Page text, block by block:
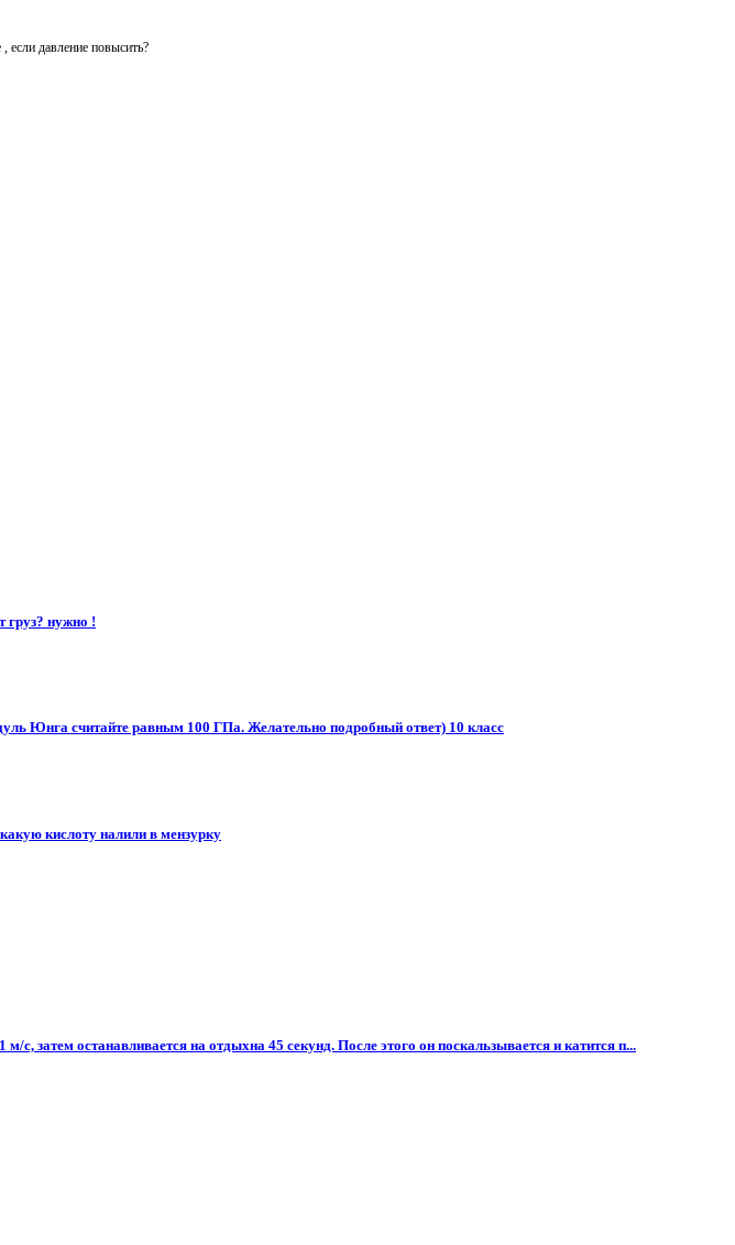
если давление повысить?
груз? нужно !
Юнга считайте равным 100 ГПа. Желательно подробный ответ) 10 класс
кислоту налили в мензурку
затем останавливается на отдыхна 45 секунд. После этого он поскальзывается и катится п...